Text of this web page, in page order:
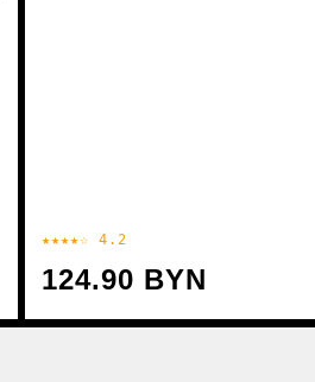
★★★★☆ 4.2
124.90 BYN